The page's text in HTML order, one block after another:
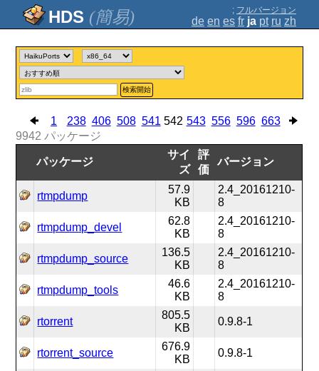
(簡易) ; フルバージョン
de en es fr ja pt ru zh
検索開始
1 238 406 508 541 542 543 556 596 663
9942 パッケージ
パッケージ
サイ
ズ
評
価
バージョン
rtmpdump
57.9
KB
2.4_20161210-
8
rtmpdump_devel
62.8
KB
2.4_20161210-
8
rtmpdump_source
136.5
KB
2.4_20161210-
8
rtmpdump_tools
46.6
KB
2.4_20161210-
8
rtorrent
805.5
KB
0.9.8-1
rtorrent_source
676.9
KB
0.9.8-1